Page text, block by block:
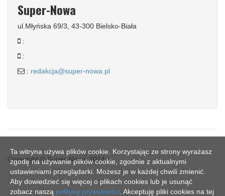
Super-Nowa
ul.Młyńska 69/3, 43-300 Bielsko-Biała
:
:
: redakcja@super-nowa.pl
Copyright © Super-Nowa 2014
Ta witryna używa plików cookie. Korzystając ze strony wyrażasz
zgodę na używanie plików cookie, zgodnie z aktualnymi
ustawieniami przeglądarki. Możesz je w każdej chwili zmienić.
Aby dowiedzieć się więcej o plikach cookies lub je usunąć
zobacz naszą politykę prywatności . Akceptuję pliki cookies na tej